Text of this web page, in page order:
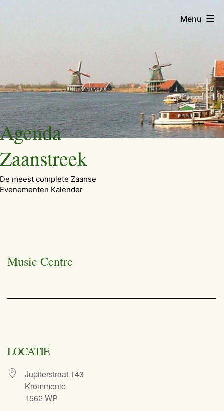
Ga
naar
de
inhoud
Agenda
Zaanstreek
De meest complete Zaanse
Evenementen Kalender
Menu
Music Centre
LOCATIE
Jupiterstraat 143
Krommenie
1562 WP